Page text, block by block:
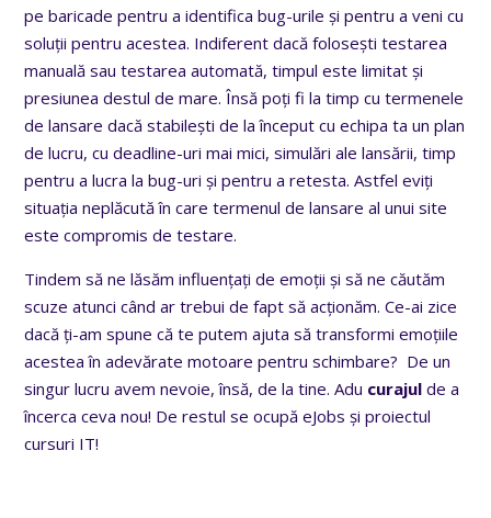
pe baricade pentru a identifica bug-urile și pentru a veni cu
soluții pentru acestea. Indiferent dacă folosești testarea
manuală sau testarea automată, timpul este limitat și
presiunea destul de mare. Însă poți fi la timp cu termenele
de lansare dacă stabilești de la început cu echipa ta un plan
de lucru, cu deadline-uri mai mici, simulări ale lansării, timp
pentru a lucra la bug-uri și pentru a retesta. Astfel eviți
situația neplăcută în care termenul de lansare al unui site
este compromis de testare.
Tindem să ne lăsăm influențați de emoții și să ne căutăm
scuze atunci când ar trebui de fapt să acționăm. Ce-ai zice
dacă ți-am spune că te putem ajuta să transformi emoțiile
acestea în adevărate motoare pentru schimbare? De un
singur lucru avem nevoie, însă, de la tine. Adu curajulde a
încerca ceva nou! De restul se ocupă eJobs și proiectul
cursuri IT!